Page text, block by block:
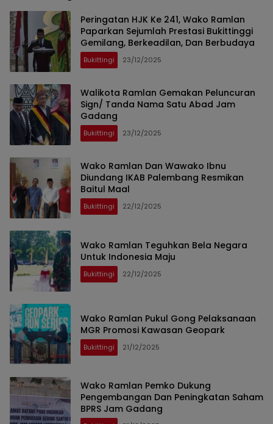
Peringatan HJK Ke 241, Wako Ramlan
Paparkan Sejumlah Prestasi Bukittinggi
Gemilang, Berkeadilan, Dan Berbudaya
Bukittingi 23/12/2025
Walikota Ramlan Gemakan Peluncuran
Sign/ Tanda Nama Satu Abad Jam
Gadang
Bukittingi 23/12/2025
Wako Ramlan Dan Wawako Ibnu
Diundang IKAB Palembang Resmikan
Baitul Maal
Bukittingi 22/12/2025
Wako Ramlan Teguhkan Bela Negara
Untuk Indonesia Maju
Bukittingi 22/12/2025
Wako Ramlan Pukul Gong Pelaksanaan
MGR Promosi Kawasan Geopark
Bukittingi 21/12/2025
Wako Ramlan Pemko Dukung
Pengembangan Dan Peningkatan Saham
BPRS Jam Gadang